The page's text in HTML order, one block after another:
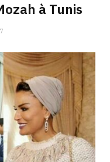
à Tunis